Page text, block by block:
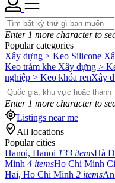
Enter 1 more character to
Popular categories
Xây dựng > Keo Silicone
Keo trám khe Xây dựng >
nghiệp > Keo khóa renXây
Enter 1 more character to
Listings near me
All locations
Popular cities
Hanoi, Hanoi 133 itemsHà
Minh 4 itemsHo Chi Minh
Hai, Ho Chi Minh 2 items